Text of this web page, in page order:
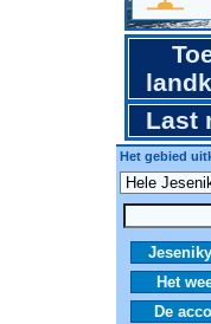
Last
Het gebied
Het
De